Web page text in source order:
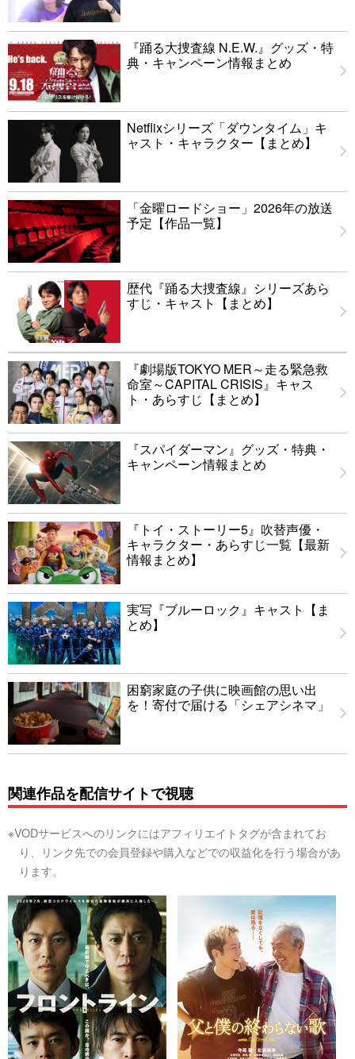
『踊る大捜査線 N.E.W.』グッズ・特
典・キャンペーン情報まとめ
Netflixシリーズ「ダウンタイム」キ
ャスト・キャラクター【まとめ】
「金曜ロードショー」2026年の放送
予定【作品一覧】
歴代『踊る大捜査線』シリーズあら
すじ・キャスト【まとめ】
『劇場版TOKYO MER～走る緊急救
命室～CAPITAL CRISIS』キャス
ト・あらすじ【まとめ】
『スパイダーマン』グッズ・特典・
キャンペーン情報まとめ
『トイ・ストーリー5』吹替声優・
キャラクター・あらすじ一覧【最新
情報まとめ】
実写『ブルーロック』キャスト【ま
とめ】
困窮家庭の子供に映画館の思い出
を！寄付で届ける「シェアシネマ」
関連作品を配信サイトで視聴
※VODサービスへのリンクにはアフィリエイトタグが含まれてお
り、リンク先での会員登録や購入などでの収益化を行う場合があ
ります。